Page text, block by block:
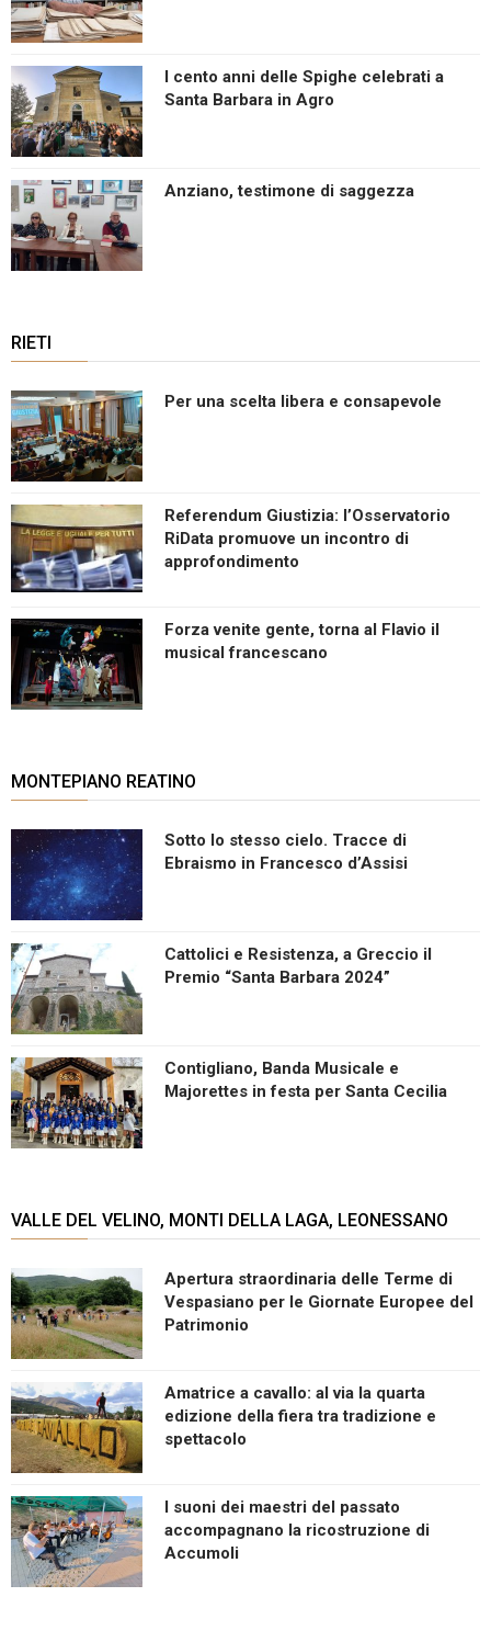
I cento anni delle Spighe celebrati a
Santa Barbara in Agro
Anziano, testimone di saggezza
RIETI
Per una scelta libera e consapevole
Referendum Giustizia: l’Osservatorio
RiData promuove un incontro di
approfondimento
Forza venite gente, torna al Flavio il
musical francescano
MONTEPIANO REATINO
Sotto lo stesso cielo. Tracce di
Ebraismo in Francesco d’Assisi
Cattolici e Resistenza, a Greccio il
Premio “Santa Barbara 2024”
Contigliano, Banda Musicale e
Majorettes in festa per Santa Cecilia
VALLE DEL VELINO, MONTI DELLA LAGA, LEONESSANO
Apertura straordinaria delle Terme di
Vespasiano per le Giornate Europee del
Patrimonio
Amatrice a cavallo: al via la quarta
edizione della fiera tra tradizione e
spettacolo
I suoni dei maestri del passato
accompagnano la ricostruzione di
Accumoli